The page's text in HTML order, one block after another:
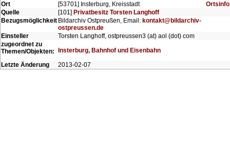
Ort
[53701] Insterburg, Kreisstadt
Ortsinfo
Quelle
[101] Privatbesitz Torsten Langhoff
Bezugsmöglichkeit Bildarchiv Ostpreußen, Email: kontakt@bildarchiv-
ostpreussen.de
Einsteller
Torsten Langhoff, ostpreussen3 (at) aol (dot) com
zugeordnet zu
Themen/Objekten:
Insterburg, Bahnhof und Eisenbahn
Letzte Änderung
2013-02-07